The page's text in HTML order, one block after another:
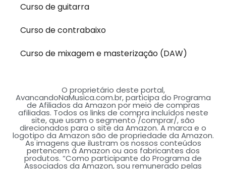
Curso de guitarra
Curso de contrabaixo
Curso de mixagem e masterização (DAW)
O proprietário deste portal,
AvancandoNaMusica.com.br, participa do Programa
de Afiliados da Amazon por meio de compras
afiliadas. Todos os links de compra incluídos neste
site, que usam o segmento /comprar/, são
direcionados para o site da Amazon. A marca e o
logotipo da Amazon são de propriedade da Amazon.
As imagens que ilustram os nossos conteúdos
pertencem à Amazon ou aos fabricantes dos
produtos. “Como participante do Programa de
Associados da Amazon, sou remunerado pelas